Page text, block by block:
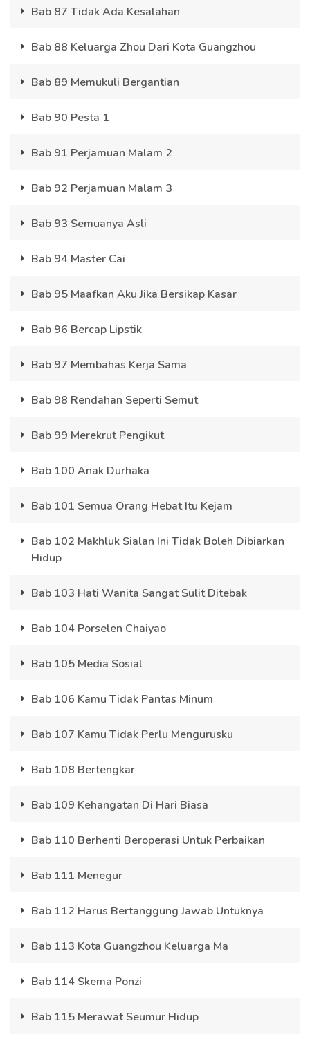
Bab 87 Tidak Ada Kesalahan
Bab 88 Keluarga Zhou Dari Kota Guangzhou
Bab 89 Memukuli Bergantian
Bab 90 Pesta 1
Bab 91 Perjamuan Malam 2
Bab 92 Perjamuan Malam 3
Bab 93 Semuanya Asli
Bab 94 Master Cai
Bab 95 Maafkan Aku Jika Bersikap Kasar
Bab 96 Bercap Lipstik
Bab 97 Membahas Kerja Sama
Bab 98 Rendahan Seperti Semut
Bab 99 Merekrut Pengikut
Bab 100 Anak Durhaka
Bab 101 Semua Orang Hebat Itu Kejam
Bab 102 Makhluk Sialan Ini Tidak Boleh Dibiarkan
Hidup
Bab 103 Hati Wanita Sangat Sulit Ditebak
Bab 104 Porselen Chaiyao
Bab 105 Media Sosial
Bab 106 Kamu Tidak Pantas Minum
Bab 107 Kamu Tidak Perlu Mengurusku
Bab 108 Bertengkar
Bab 109 Kehangatan Di Hari Biasa
Bab 110 Berhenti Beroperasi Untuk Perbaikan
Bab 111 Menegur
Bab 112 Harus Bertanggung Jawab Untuknya
Bab 113 Kota Guangzhou Keluarga Ma
Bab 114 Skema Ponzi
Bab 115 Merawat Seumur Hidup